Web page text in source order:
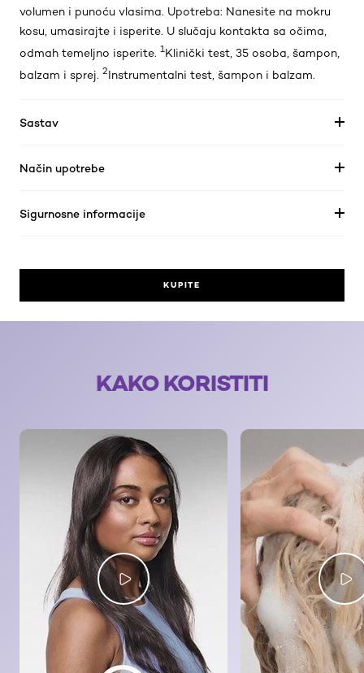
volumen i punoću vlasima. Upotreba: Nanesite na mokru
kosu, umasirajte i isperite. U slučaju kontakta sa očima,
odmah temeljno isperite. 1Klinički test, 35 osoba, šampon,
balzam i sprej. 2Instrumentalni test, šampon i balzam.
Sastav
Način upotrebe
Sigurnosne informacije
KUPITE
KAKO KORISTITI